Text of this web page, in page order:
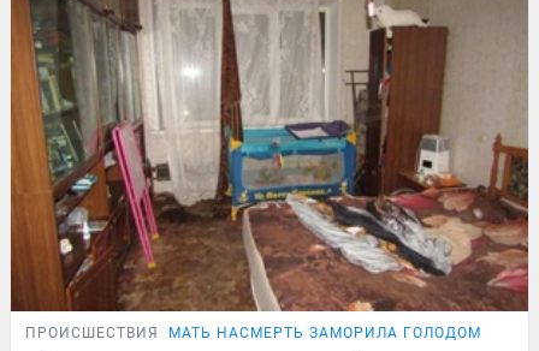
ПРОИСШЕСТВИЯ МАТЬ НАСМЕРТЬ ЗАМОРИЛА ГОЛОДОМ